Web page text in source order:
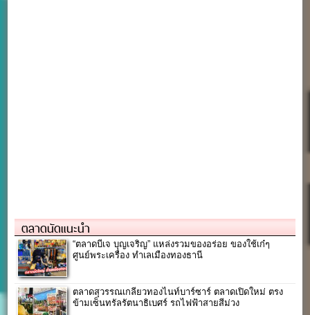
ตลาดนัดแนะนำ
“ตลาดบีเจ บุญเจริญ” แหล่งรวมของอร่อย ของใช้เก๋ๆ
ศูนย์พระเครื่อง ทำเลเมืองทองธานี
ตลาดสุวรรณเกลียวทองไนท์บาร์ซาร์ ตลาดเปิดใหม่ ตรง
ข้ามเซ็นทรัลรัตนาธิเบศร์ รถไฟฟ้าสายสีม่วง